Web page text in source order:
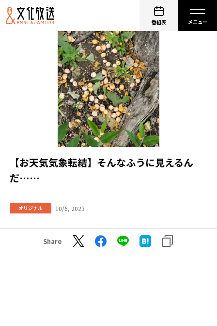
番組表
【お天気気象転結】そんなふうに見えるん
だ……
オリジナル 10/6, 2023
Share